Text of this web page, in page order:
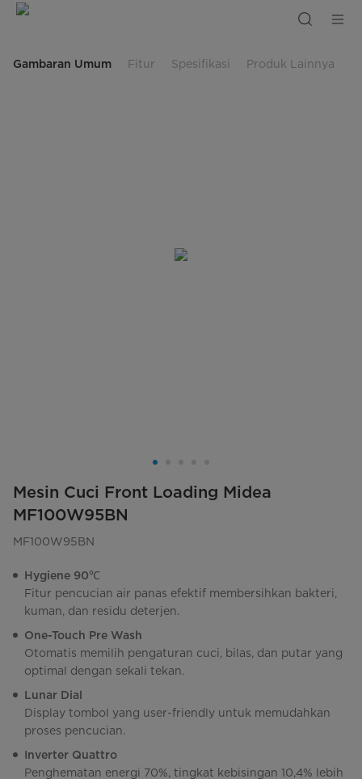
Front
Loading
Gambaran Umum Fitur Spesifikasi Produk Lainnya
Mesin Cuci Front Loading Midea
MF100W95BN
MF100W95BN
Hygiene 90℃
Fitur pencucian air panas efektif membersihkan bakteri,
kuman, dan residu deterjen.
One-Touch Pre Wash
Otomatis memilih pengaturan cuci, bilas, dan putar yang
optimal dengan sekali tekan.
Lunar Dial
Display tombol yang user-friendly untuk memudahkan
proses pencucian.
Inverter Quattro
Penghematan energi 70%, tingkat kebisingan 10,4% lebih